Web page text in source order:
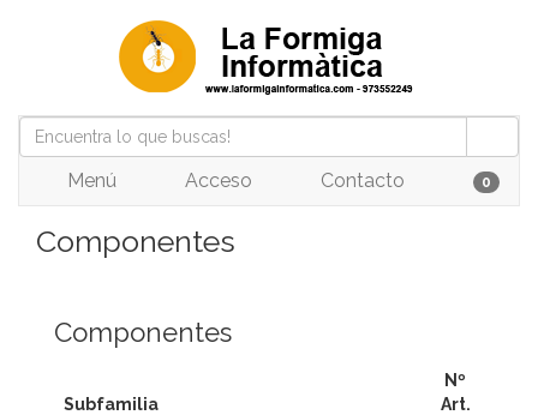
Menú Acceso Contacto 0
Componentes
Componentes
Subfamilia
Nº
Art.